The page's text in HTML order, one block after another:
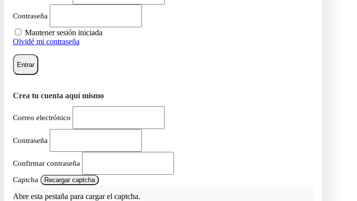
Contraseña
Mantener sesión iniciada
Olvidé mi contraseña
Entrar
Crea tu cuenta aquí mismo
Correo electrónico
Contraseña
Confirmar contraseña
Captcha Recargar captcha
Abre esta pestaña para cargar el captcha.